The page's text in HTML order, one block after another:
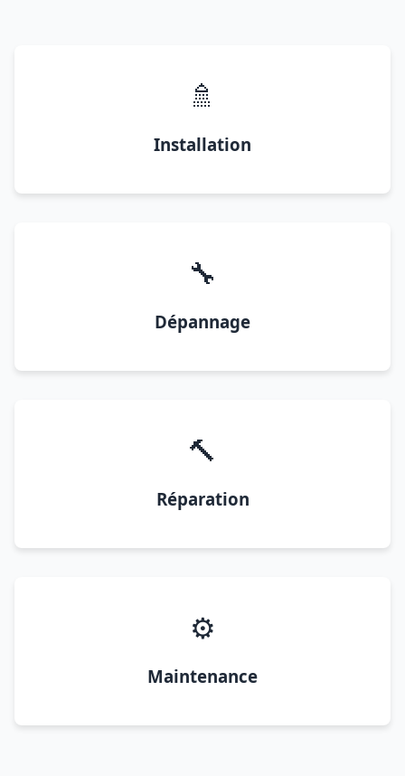
🚿
Installation
🔧
Dépannage
🔨
Réparation
⚙️
Maintenance